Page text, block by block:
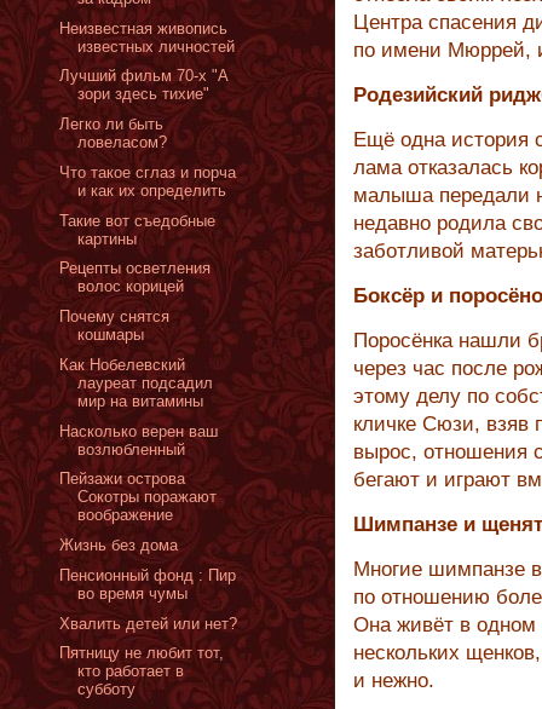
Центра спасения
по имени Мюррей,
Родезийский
Ещё одна история
лама отказалась
малыша передали
недавно родила
заботливой
Боксёр и
Поросёнка нашли
через час после
этому делу по
кличке Сюзи, взяв
вырос, отношения
бегают и играют
Шимпанзе и
Многие шимпанзе
по отношению
Она живёт в одном
нескольких
и нежно.
Неизвестная живопись
известных личностей
Лучший фильм 70-x "А
зори здесь тихие"
Легко ли быть
ловеласом?
Что такое сглаз и порча
и как их определить
Такие вот съедобные
картины
Рецепты осветления
волос корицей
Почему снятся
кошмары
Как Нобелевский
лауреат подсадил
мир на витамины
Насколько верен ваш
возлюбленный
Пейзажи острова
Сокотры поражают
воображение
Жизнь без дома
Пенсионный фонд : Пир
во время чумы
Хвалить детей или нет?
Пятницу не любит тот,
кто работает в
субботу